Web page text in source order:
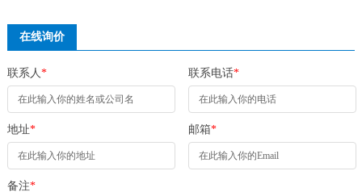
在线询价
联系人 * 联系电话*
地址* 邮箱*
备注*